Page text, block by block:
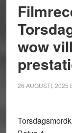
wow
26 AUGUSTI, 2025